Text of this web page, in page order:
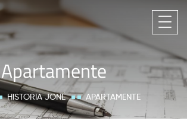
Apartamente
HISTORIA JONË APARTAMENTE